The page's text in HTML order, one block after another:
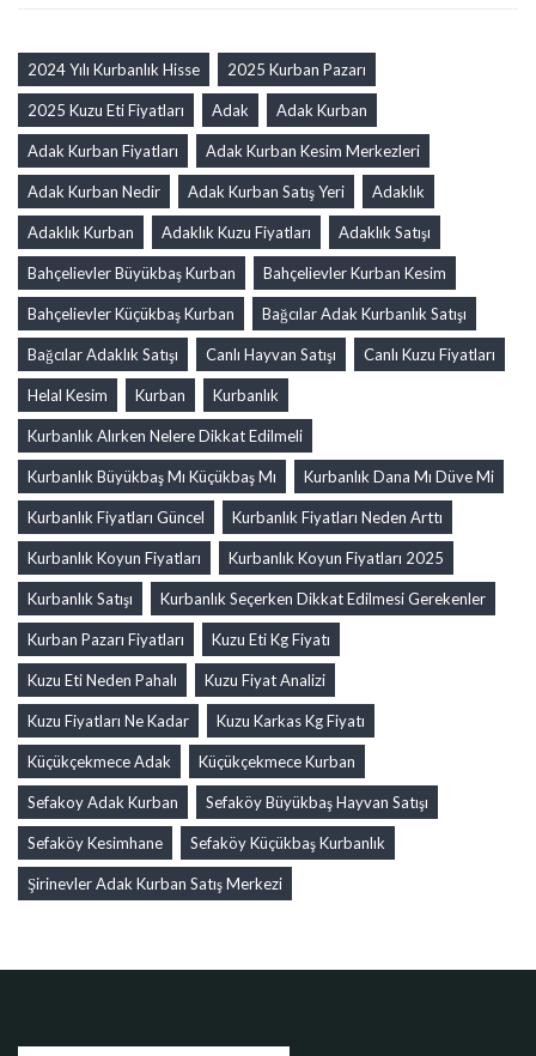
2024 Yılı Kurbanlık Hisse 2025 Kurban Pazarı
2025 Kuzu Eti Fiyatları Adak Adak Kurban
Adak Kurban Fiyatları Adak Kurban Kesim Merkezleri
Adak Kurban Nedir Adak Kurban Satış Yeri Adaklık
Adaklık Kurban Adaklık Kuzu Fiyatları Adaklık Satışı
Bahçelievler Büyükbaş Kurban Bahçelievler Kurban Kesim
Bahçelievler Küçükbaş Kurban Bağcılar Adak Kurbanlık Satışı
Bağcılar Adaklık Satışı Canlı Hayvan Satışı Canlı Kuzu Fiyatları
Helal Kesim Kurban Kurbanlık
Kurbanlık Alırken Nelere Dikkat Edilmeli
Kurbanlık Büyükbaş Mı Küçükbaş Mı Kurbanlık Dana Mı Düve Mi
Kurbanlık Fiyatları Güncel Kurbanlık Fiyatları Neden Arttı
Kurbanlık Koyun Fiyatları Kurbanlık Koyun Fiyatları 2025
Kurbanlık Satışı Kurbanlık Seçerken Dikkat Edilmesi Gerekenler
Kurban Pazarı Fiyatları Kuzu Eti Kg Fiyatı
Kuzu Eti Neden Pahalı Kuzu Fiyat Analizi
Kuzu Fiyatları Ne Kadar Kuzu Karkas Kg Fiyatı
Küçükçekmece Adak Küçükçekmece Kurban
Sefakoy Adak Kurban Sefaköy Büyükbaş Hayvan Satışı
Sefaköy Kesimhane Sefaköy Küçükbaş Kurbanlık
Şirinevler Adak Kurban Satış Merkezi